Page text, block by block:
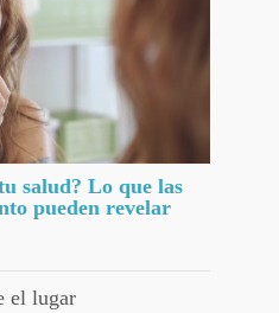
salud? Lo que las
pueden revelar
el lugar